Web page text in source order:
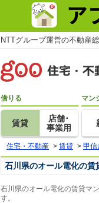
NTTグループ運営の不動産
借りる
賃貸
店舗･
事業用
マン
住宅・不動産 > 賃貸 > 甲信
石川県のオール電化の賃
石川県のオール電化の賃貸マ
す。